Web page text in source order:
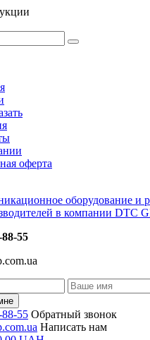
оферта
55
55 Обратный звонок
Написать нам